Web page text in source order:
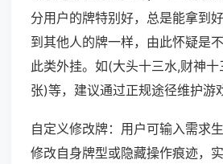
分用户的牌特别好，总是能拿到
到其他人的牌一样，由此怀疑是
此类外挂。如(大头十三水,财神
张)等，建议通过正规途径维护游
自定义修改牌：用户可输入需求
修改自身牌型或隐藏操作痕迹，